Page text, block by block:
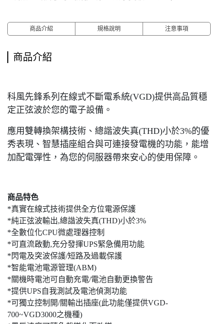
商品介紹 規格說明 注意事項
商品介紹
科風先鋒系列在線式不斷電系統(VGD)提供高品質穩
定正弦波於您的電子設備。
應用雙轉換架構技術、總諧波失真(THD)小於3%的優
秀表現、智慧插座組合與可連接發電機的功能，能增
加配電彈性，為您的伺服器帶來安心的使用保障。
商品特色
*真實在線式技術提供全方位電源保護
*純正弦波輸出,總諧波失真(THD)小於3%
*全數位化CPU微處理器控制
*可直流啟動,充分發揮UPS緊急備用功能
*閃電及突波保護/短路及過載保護
*智能電池電源管理(ABM)
*關機時電池可自動充電/電池自動更換警告
*提供UPS自我測試及電池偵測功能
*可獨立控制開/關輸出插座(此功能僅提供VGD-
700~VGD3000之機種)